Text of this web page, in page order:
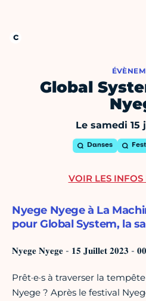
Global
Le samedi 15
Danses
Nyege Nyege à La
pour Global System, la
𝐍𝐲𝐞𝐠𝐞 𝐍𝐲𝐞𝐠𝐞 - 𝟏𝟓 𝐉𝐮𝐢𝐥𝐥𝐞𝐭 𝟐𝟎𝟐𝟑 -
Prêt·e·s à traverser la
Nyege ? Après le festival
VOIR LES INFOS